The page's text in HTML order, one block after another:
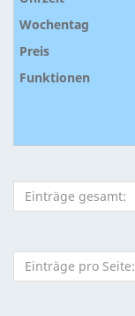
Einträge gesamt:
Einträge pro Seite: